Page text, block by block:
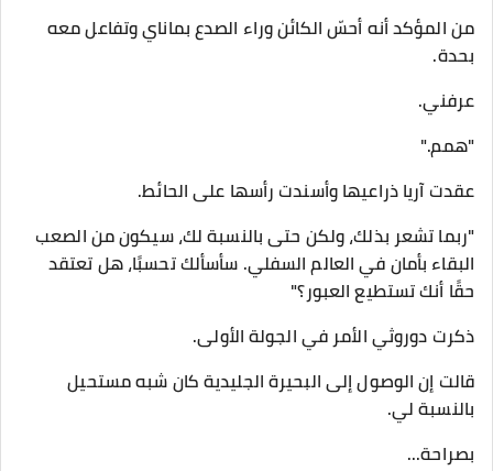
من المؤكد أنه أحسّ الكائن وراء الصدع بماناي وتفاعل معه
بحدة.
عرفني.
"همم."
عقدت آريا ذراعيها وأسندت رأسها على الحائط.
"ربما تشعر بذلك، ولكن حتى بالنسبة لك، سيكون من الصعب
البقاء بأمان في العالم السفلي. سأسألك تحسبًا، هل تعتقد
حقًا أنك تستطيع العبور؟"
ذكرت دوروثي الأمر في الجولة الأولى.
قالت إن الوصول إلى البحيرة الجليدية كان شبه مستحيل
بالنسبة لي.
بصراحة...